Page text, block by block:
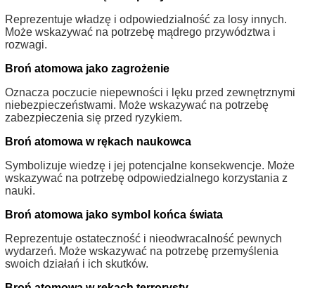
Reprezentuje władzę i odpowiedzialność za losy innych.
Może wskazywać na potrzebę mądrego przywództwa i
rozwagi.
Broń atomowa jako zagrożenie
Oznacza poczucie niepewności i lęku przed zewnętrznymi
niebezpieczeństwami. Może wskazywać na potrzebę
zabezpieczenia się przed ryzykiem.
Broń atomowa w rękach naukowca
Symbolizuje wiedzę i jej potencjalne konsekwencje. Może
wskazywać na potrzebę odpowiedzialnego korzystania z
nauki.
Broń atomowa jako symbol końca świata
Reprezentuje ostateczność i nieodwracalność pewnych
wydarzeń. Może wskazywać na potrzebę przemyślenia
swoich działań i ich skutków.